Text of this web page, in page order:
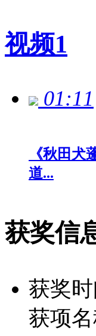
视频1
01:11
《秋田犬
道...
获奖信
获奖
获项